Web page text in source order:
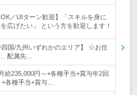
／UIターン歓迎】「スキルを身に
広げたい」 という方を歓迎します！
四国/九州いずれかのエリア】 ☆お住
配属先…
給235,000円～+各種手当+賞与年2回
各種手当+賞与…